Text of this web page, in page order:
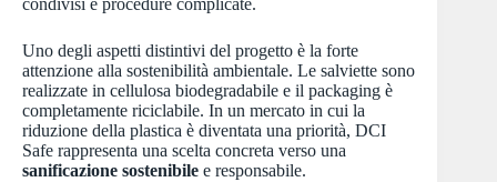
condivisi e procedure complicate.
Uno degli aspetti distintivi del progetto è la forte
attenzione alla sostenibilità ambientale. Le salviette sono
realizzate in cellulosa biodegradabile e il packaging è
completamente riciclabile. In un mercato in cui la
riduzione della plastica è diventata una priorità, DCI
Safe rappresenta una scelta concreta verso una
sanificazione sostenibile e responsabile.